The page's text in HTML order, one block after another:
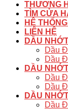
THƯƠNG
TÌM CỬA
HỆ
LIÊN HỆ
DẦU
Dầu
Dầu
DẦU
Dầu
Dầu
DẦU
Dầu